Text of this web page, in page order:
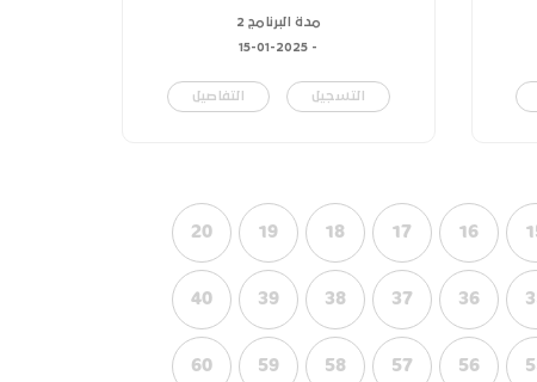
مدة البرنامج 2
-
15-01-2025
التسجيل التفاصيل
16
17
18
19
20
36
37
38
39
40
56
57
58
59
60